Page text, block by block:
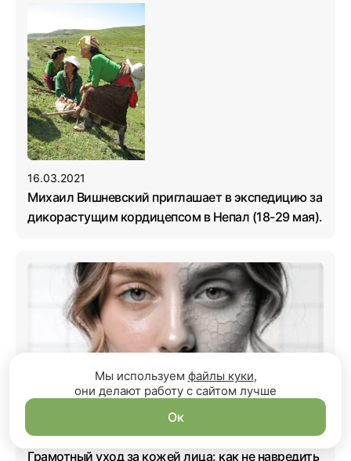
16.03.2021
Михаил Вишневский приглашает в экспедицию за
дикорастущим кордицепсом в Непал (18-29 мая).
18.06.2026
Грамотный уход за кожей лица: как не навредить
Мы используем файлы куки,
они делают работу с сайтом лучше
Ок